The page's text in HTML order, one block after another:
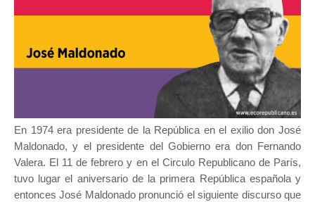
En 1974 era presidente de la República en el exilio don José
Maldonado, y el presidente del Gobierno era don Fernando
Valera. El 11 de febrero y en el Circulo Republicano de París,
tuvo lugar el aniversario de la primera República española y
entonces José Maldonado pronunció el siguiente discurso que